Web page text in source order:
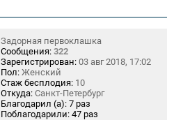
Задорная первоклашка
Сообщения: 322
Зарегистрирован: 03 авг 2018, 17:02
Пол: Женский
Стаж бесплодия: 10
Откуда: Санкт-Петербург
Благодарил (а): 7 раз
Поблагодарили: 47 раз